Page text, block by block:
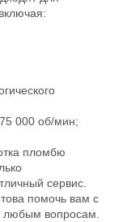
000 об/мин;
пломбю
сервис.
помочь вам с
любым вопросам.